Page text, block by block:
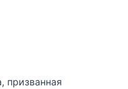
призванная